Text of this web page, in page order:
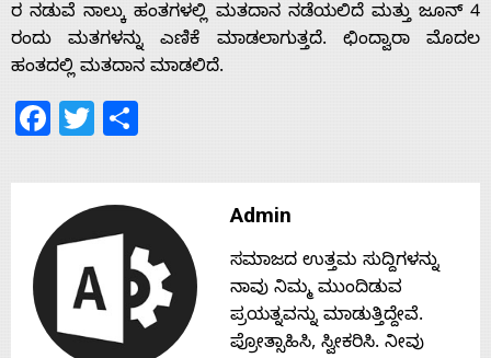
Advertise
With
s
Contact
Us
ರ ನಡುವೆ ನಾಲ್ಕು ಹಂತಗಳಲ್ಲಿ ಮತದಾನ ನಡೆಯಲಿದೆ ಮತ್ತು ಜೂನ್ 4
ರಂದು ಮತಗಳನ್ನು ಎಣಿಕೆ ಮಾಡಲಾಗುತ್ತದೆ. ಛಿಂದ್ವಾರಾ ಮೊದಲ
ಹಂತದಲ್ಲಿ ಮತದಾನ ಮಾಡಲಿದೆ.
Facebook
Twitter
Admin
ಸಮಾಜದ ಉತ್ತಮ ಸುದ್ದಿಗಳನ್ನು
ನಾವು ನಿಮ್ಮ ಮುಂದಿಡುವ
ಪ್ರಯತ್ನವನ್ನು ಮಾಡುತ್ತಿದ್ದೇವೆ.
ಪ್ರೋತ್ಸಾಹಿಸಿ, ಸ್ವೀಕರಿಸಿ. ನೀವು